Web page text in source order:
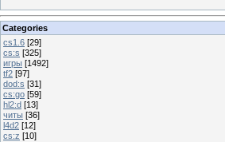
Categories
cs1.6 [29]
cs:s [325]
игры [1492]
tf2 [97]
dod:s [31]
cs:go [59]
hl2:d [13]
читы [36]
l4d2 [12]
cs:z [10]